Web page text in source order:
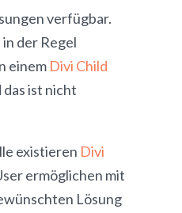
verfügbar.
der Regel
einem Divi Child
ist nicht
existieren Divi
ermöglichen mit
Lösung